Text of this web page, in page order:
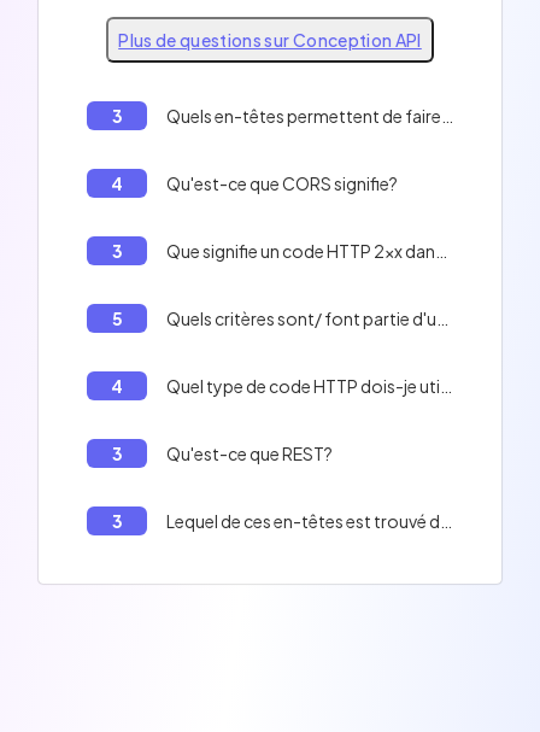
Plus de questions sur Conception API
3
4 Qu'est-ce que CORS signifie?
3
5
4
3 Qu'est-ce que REST?
3